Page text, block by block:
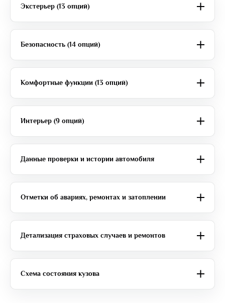
Экстерьер (13 опций)
Безопасность (14 опций)
Комфортные функции (13 опций)
Интерьер (9 опций)
Данные проверки и истории автомобиля
Отметки об авариях, ремонтах и затоплении
Детализация страховых случаев и ремонтов
Схема состояния кузова